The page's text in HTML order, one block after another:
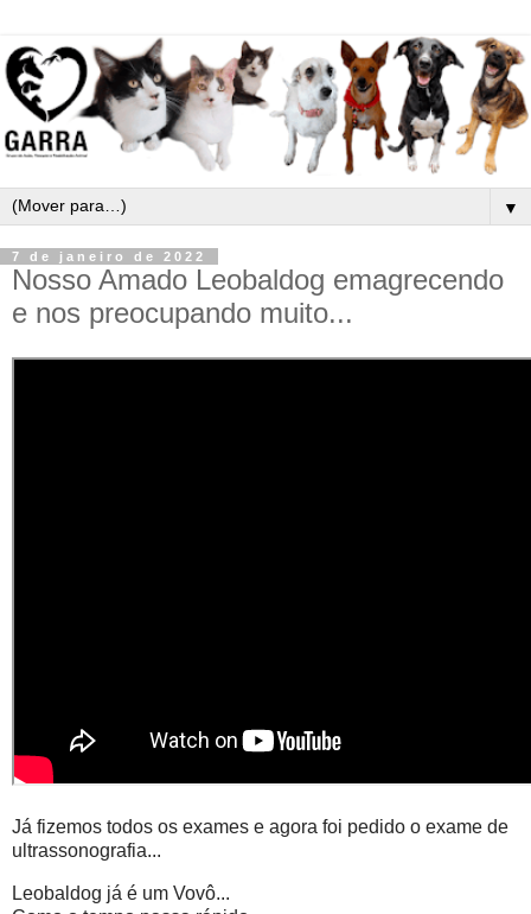
▼
7 de janeiro de 2022
Nosso Amado Leobaldog emagrecendo
e nos preocupando muito...
Já fizemos todos os exames e agora foi pedido o exame de
ultrassonografia...
Leobaldog já é um Vovô...